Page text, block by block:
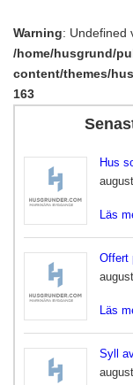
Warning: Undefined
/home/husgrund/
content/themes/
163
Hus
Läs
Offert
Läs
Syll